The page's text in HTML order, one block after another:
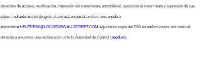
derechos de acceso, rectificación, limitación del tratamiento, portabilidad, oposición al tratamiento y supresión de sus
datos mediante escrito dirigido a la dirección postal arriba mencionada o
electrónica HELPDESK@LOCOSDEWALLSTREET.COM adjuntando copia del DNI en ambos casos, así como el
derecho a presentar una reclamación ante la Autoridad de Control (aepd.es).